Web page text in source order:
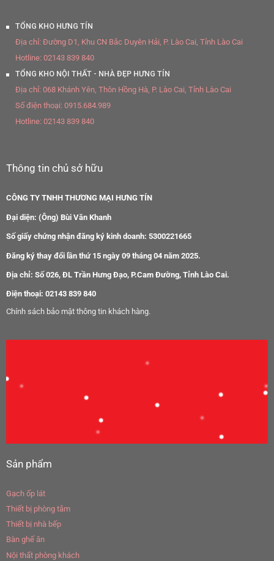
TỔNG KHO HƯNG TÍN
Địa chỉ: Đường D1, Khu CN Bắc Duyên Hải, P. Lào Cai, Tỉnh Lào Cai
Hotline: 02143 839 840
TỔNG KHO NỘI THẤT - NHÀ ĐẸP HƯNG TÍN
Địa chỉ: 068 Khánh Yên, Thôn Hồng Hà, P. Lào Cai, Tỉnh Lào Cai
Số điện thoại: 0915.684.989
Hotline: 02143 839 840
Thông tin chủ sở hữu
CÔNG TY TNHH THƯƠNG MẠI HƯNG TÍN
Đại diện: (Ông) Bùi Văn Khanh
Số giấy chứng nhận đăng ký kinh doanh: 5300221665
Đăng ký thay đổi lần thứ 15 ngày 09 tháng 04 năm 2025.
Địa chỉ: Số 026, ĐL Trần Hưng Đạo, P.Cam Đường, Tỉnh Lào Cai.
Điện thoại: 02143 839 840
Chính sách bảo mật thông tin khách hàng.
Sản phẩm
Gạch ốp lát
Thiết bị phòng tắm
Thiết bị nhà bếp
Bàn ghế ăn
Nội thất phòng khách